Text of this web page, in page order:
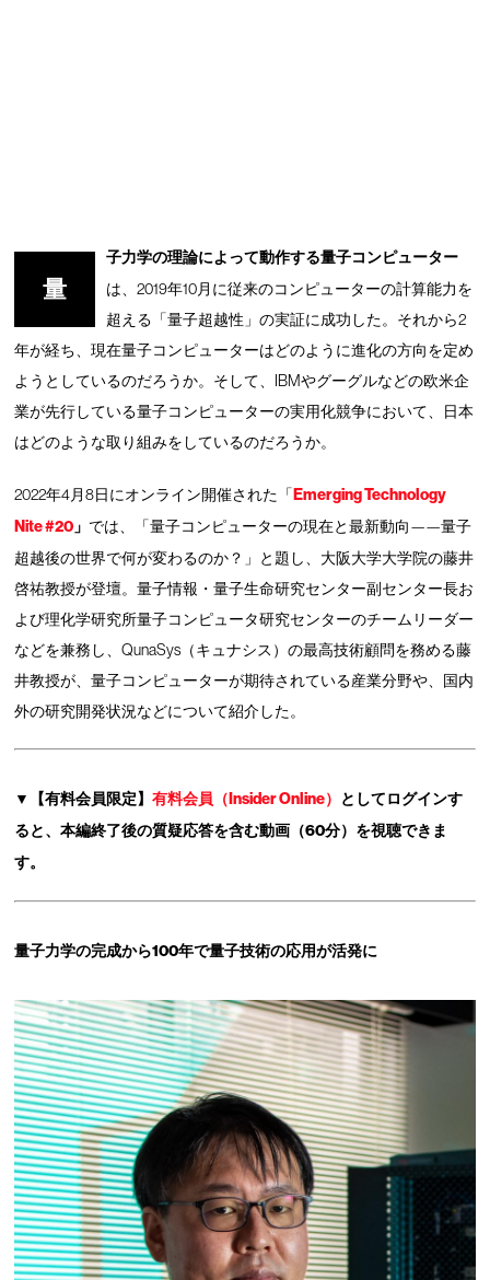
量
子力学の理論によって動作する量子コンピューター
は、2019年10月に従来のコンピューターの計算能力を
超える「量子超越性」の実証に成功した。それから2
年が経ち、現在量子コンピューターはどのように進化の方向を定め
ようとしているのだろうか。そして、IBMやグーグルなどの欧米企
業が先行している量子コンピューターの実用化競争において、日本
はどのような取り組みをしているのだろうか。
2022年4月8日にオンライン開催された「 Emerging Technology
Nite #20 」 では、「量子コンピューターの現在と最新動向——量子
超越後の世界で何が変わるのか？」と題し、大阪大学大学院の藤井
啓祐教授が登壇。量子情報・量子生命研究センター副センター長お
よび理化学研究所量子コンピュータ研究センターのチームリーダー
などを兼務し、QunaSys（キュナシス）の最高技術顧問を務める藤
井教授が、量子コンピューターが期待されている産業分野や、国内
外の研究開発状況などについて紹介した。
▼【有料会員限定】有料会員（Insider Online） としてログインす
ると、本編終了後の質疑応答を含む動画（60分）を視聴できま
す。
量子力学の完成から100年で量子技術の応用が活発に